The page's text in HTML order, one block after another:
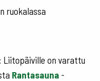
ruokalassa
Liitopäiville on varattu
Rantasauna -